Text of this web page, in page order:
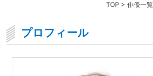
TOP> 俳優一覧
プロフィール